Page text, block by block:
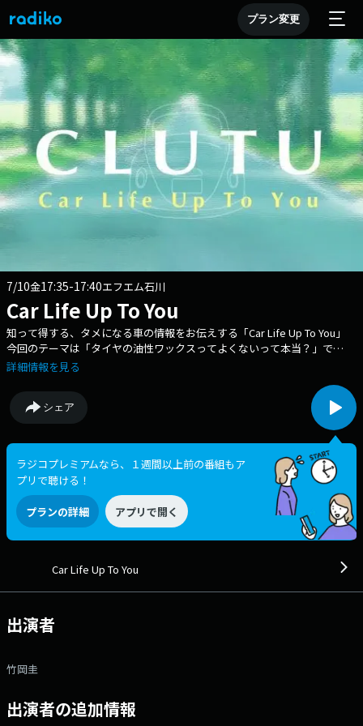
プラン変更
7/10金17:35-17:40エフエム石川
Car Life Up To You
知って得する、タメになる車の情報をお伝えする「Car Life Up To You」
今回のテーマは「タイヤの油性ワックスってよくないって本当？」で
す。 洗車のあと、愛車を美しく保ちたいと思っている方が最
は、水性と油性がありますが、油性は鮮やかな光沢と艶が魅力的な一方
で、タイヤの劣化が進みやすいとされています。なぜ劣化が進みやすいの
でしょうか？そこで今回は「タイヤの油性ワックスってよくないって本
当？」というテーマでお話ししたいと思います。 番組Webサイト：
https://form.jfn.co.jp/carlife/message
詳細情報を見る
シェア
ラジコプレミアムなら、１週間以上前の番組もア
プリで聴ける！
プランの詳細 アプリで開く
Car Life Up To You
出演者
竹岡圭
出演者の追加情報